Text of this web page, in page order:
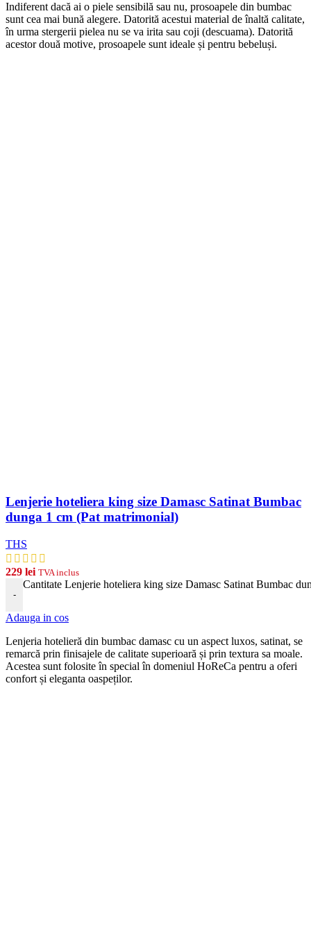
Indiferent dacă ai o piele sensibilă sau nu, prosoapele din bumbac
sunt cea mai bună alegere. Datorită acestui material de înaltă calitate,
în urma stergerii pielea nu se va irita sau coji (descuama). Datorită
acestor două motive, prosoapele sunt ideale și pentru bebeluși.
Lenjerie hoteliera king size Damasc Satinat Bumbac
dunga 1 cm (Pat matrimonial)
THS
229 lei TVA inclus
-
Cantitate Lenjerie hoteliera king size Damasc Satinat Bumbac
Adauga in cos
Lenjeria hotelieră din bumbac damasc cu un aspect luxos, satinat, se
remarcă prin finisajele de calitate superioară și prin textura sa moale.
Acestea sunt folosite în special în domeniul HoReCa pentru a oferi
confort și eleganta oaspeților.